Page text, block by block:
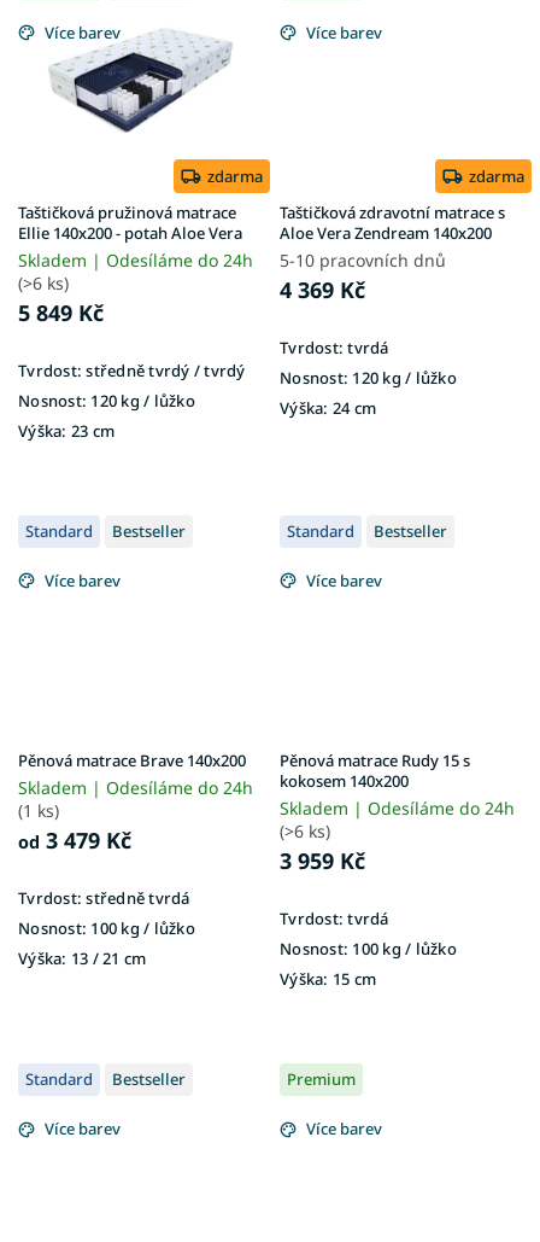
Více barev
zdarma
Taštičková pružinová matrace
Ellie 140x200 - potah Aloe Vera
Skladem | Odesíláme do 24h
(>6 ks)
5 849 Kč
Tvrdost: středně tvrdý / tvrdý
Nosnost: 120 kg ​​​​​/ lůžko
Výška: 23 cm
Více barev
zdarma
Taštičková zdravotní matrace s
Aloe Vera Zendream 140x200
5-10 pracovních dnů
4 369 Kč
Tvrdost: tvrdá
Nosnost: 120 kg / lůžko
Výška: 24 cm
Standard Bestseller
Více barev
Pěnová matrace Brave 140x200
Skladem | Odesíláme do 24h
(1 ks)
od 3 479 Kč
Tvrdost: středně tvrdá
Nosnost: 100 kg ​​​​​/ lůžko
Výška: 13 / 21 cm
Standard Bestseller
Více barev
Pěnová matrace Rudy 15 s
kokosem 140x200
Skladem | Odesíláme do 24h
(>6 ks)
3 959 Kč
Tvrdost: tvrdá
Nosnost: 100 kg​​​​​ / lůžko
Výška: 15 cm
Standard Bestseller
Více barev
Premium
Více barev